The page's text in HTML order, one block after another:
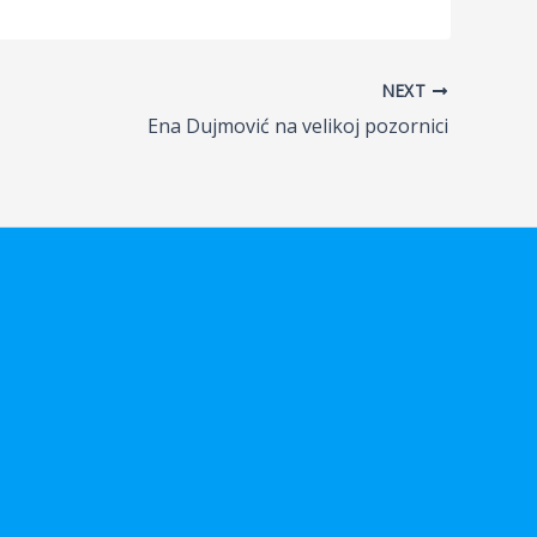
NEXT
Ena Dujmović na velikoj pozornici